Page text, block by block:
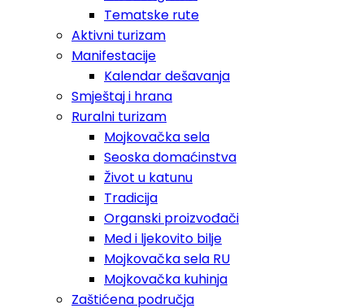
Tematske rute
Aktivni turizam
Manifestacije
Kalendar dešavanja
Smještaj i hrana
Ruralni turizam
Mojkovačka sela
Seoska domaćinstva
Život u katunu
Tradicija
Organski proizvođači
Med i ljekovito bilje
Mojkovačka sela RU
Mojkovačka kuhinja
Zaštićena područja